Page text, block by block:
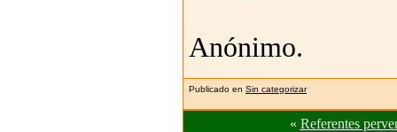
Anónimo.
Publicado en Sin categorizar
« Referentes